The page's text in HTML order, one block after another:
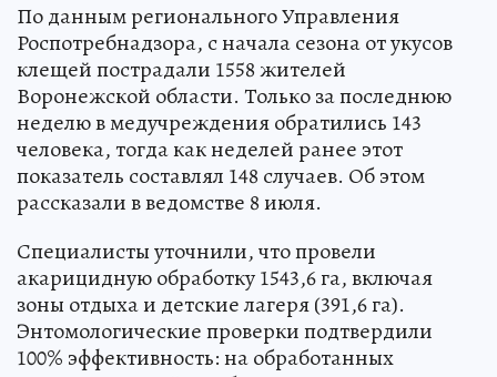
По данным регионального Управления
Роспотребнадзора, с начала сезона от укусов
клещей пострадали 1558 жителей
Воронежской области. Только за последнюю
неделю в медучреждения обратились 143
человека, тогда как неделей ранее этот
показатель составлял 148 случаев. Об этом
рассказали в ведомстве 8 июля.
Специалисты уточнили, что провели
акарицидную обработку 1543,6 га, включая
зоны отдыха и детские лагеря (391,6 га).
Энтомологические проверки подтвердили
100% эффективность: на обработанных